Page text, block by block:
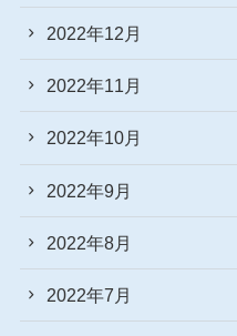
2022年12月
2022年11月
2022年10月
2022年9月
2022年8月
2022年7月